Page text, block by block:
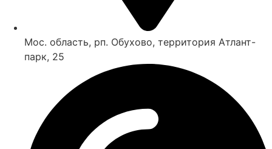
Мос. область, рп. Обухово, территория Атлант-
парк, 25